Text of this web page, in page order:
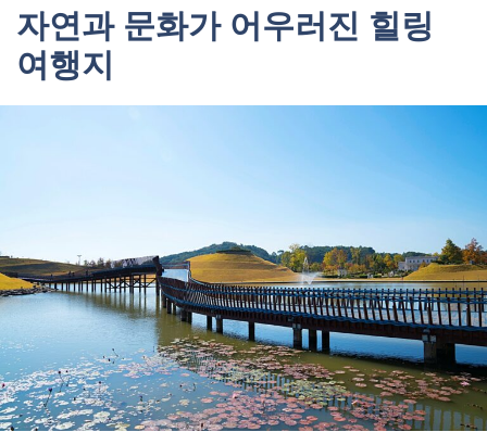
자연과 문화가 어우러진 힐링
여행지